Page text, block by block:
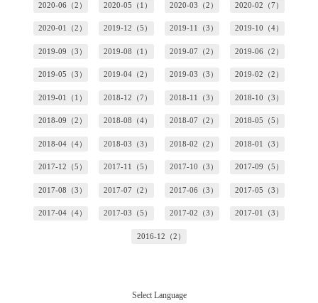
2020-06（2） 2020-05（1） 2020-03（2） 2020-02（7）
2020-01（2） 2019-12（5） 2019-11（3） 2019-10（4）
2019-09（3） 2019-08（1） 2019-07（2） 2019-06（2）
2019-05（3） 2019-04（2） 2019-03（3） 2019-02（2）
2019-01（1） 2018-12（7） 2018-11（3） 2018-10（3）
2018-09（2） 2018-08（4） 2018-07（2） 2018-05（5）
2018-04（4） 2018-03（3） 2018-02（2） 2018-01（3）
2017-12（5） 2017-11（5） 2017-10（3） 2017-09（5）
2017-08（3） 2017-07（2） 2017-06（3） 2017-05（3）
2017-04（4） 2017-03（5） 2017-02（3） 2017-01（3）
2016-12（2）
Select Language